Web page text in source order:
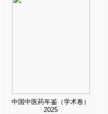
中国中医药年鉴（学术卷）
2025